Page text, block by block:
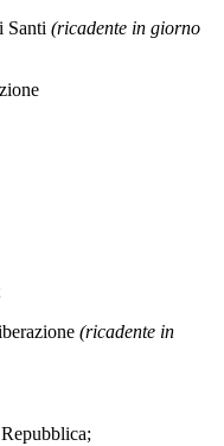
Santi (ricadente in giorno
(ricadente in